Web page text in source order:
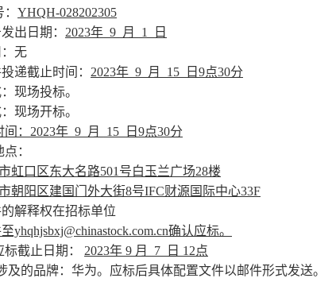
：YHQH-028202305
出日期： 2023年 9 月 1
日
无
递截止时间： 2023年 9 月 15 日9点30分
现场投标。
现场开标。
： 2023年 9 月 15 日9点30分
：
虹口区东大名路501 号白玉兰广场28楼
朝阳区建国门外大街8号IFC财源国际中心33F
解释权在招标单位
yhqhjsbxj@chinastock.com.cn确认应标。
截止日期： 2023年9 月 7 日 12点
及的品牌：华为。应标后具体配置文件以邮件形式发送。